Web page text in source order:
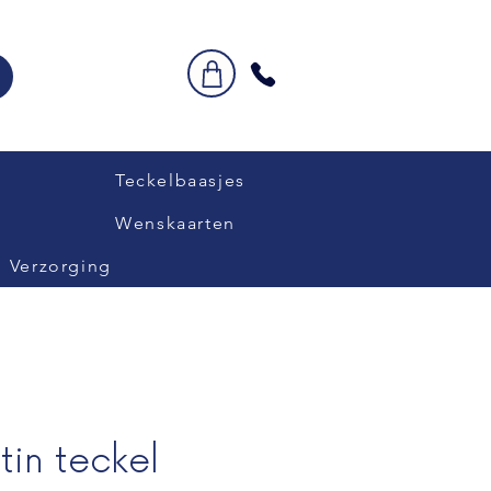
Teckelbaasjes
Wenskaarten
Verzorging
teckel